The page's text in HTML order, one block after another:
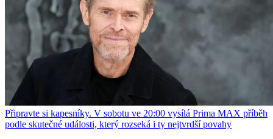
Připravte si kapesníky. V sobotu ve 20:00 vysílá Prima MAX příběh
podle skutečné události, který rozseká i ty nejtvrdší povahy